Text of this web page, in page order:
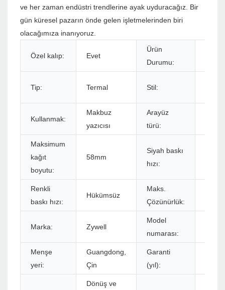
ve her zaman endüstri trendlerine ayak uyduracağız. Bir
gün küresel pazarın önde gelen işletmelerinden biri
olacağımıza inanıyoruz.
Özel kalıp: Evet
Ürün
Durumu:
Tip: Termal Stil:
Kullanmak:
Makbuz
yazıcısı
Arayüz
türü:
Maksimum
kağıt
boyutu:
58mm
Siyah baskı
hızı:
Renkli
baskı hızı:
Hükümsüz
Maks.
Çözünürlük:
Marka: Zywell
Model
numarası:
Menşe
yeri:
Guangdong,
Çin
Garanti
(yıl):
Dönüş ve